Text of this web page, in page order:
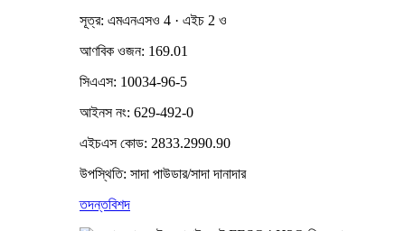
সূত্র: এমএনএসও 4 · এইচ 2 ও
আণবিক ওজন: 169.01
সিএএস: 10034-96-5
আইনস নং: 629-492-0
এইচএস কোড: 2833.2990.90
উপস্থিতি: সাদা পাউডার/সাদা দানাদার
তদন্তবিশদ